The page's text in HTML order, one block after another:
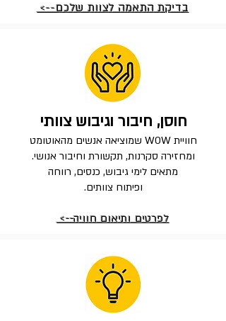
בדיקת התאמה לצוות שלכם-->
חוסן, חיבור וגיבוש צוותי
חוויית WOW שמוציאה אנשים מהאוטומט
ומחזירה סקרנות, תקשורת וחיבור אנושי.
מתאים לימי גיבוש, כנסים, רווחה
ופיתוח צוותים.
לפרטים ותיאום חוויה-->